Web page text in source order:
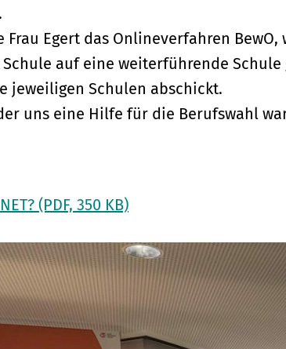
Frau Egert das Onlineverfahren
auf eine weiterführende
jeweiligen Schulen abschickt.
uns eine Hilfe für die Berufswahl
(PDF, 350 KB)